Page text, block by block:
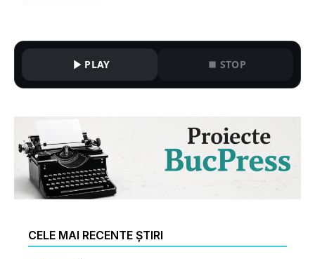
PLAY STOP
CELE MAI RECENTE ȘTIRI